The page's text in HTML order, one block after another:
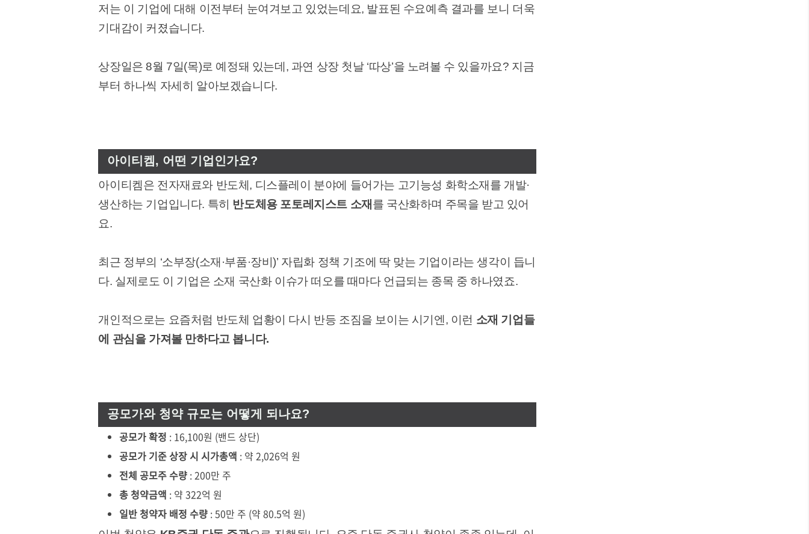
저는 이 기업에 대해 이전부터 눈여겨보고 있었는데요, 발표된 수요예측 결과를 보니 더욱
기대감이 커졌습니다.
상장일은 8월 7일(목)로 예정돼 있는데, 과연 상장 첫날 ‘따상’을 노려볼 수 있을까요? 지금
부터 하나씩 자세히 알아보겠습니다.
아이티켐, 어떤 기업인가요?
아이티켐은 전자재료와 반도체, 디스플레이 분야에 들어가는 고기능성 화학소재를 개발·
생산하는 기업입니다. 특히 반도체용 포토레지스트 소재 를 국산화하며 주목을 받고 있어
요.
최근 정부의 ‘소부장(소재·부품·장비)’ 자립화 정책 기조에 딱 맞는 기업이라는 생각이 듭니
다. 실제로도 이 기업은 소재 국산화 이슈가 떠오를 때마다 언급되는 종목 중 하나였죠.
개인적으로는 요즘처럼 반도체 업황이 다시 반등 조짐을 보이는 시기엔, 이런 소재 기업들
에 관심을 가져볼 만하다고 봅니다.
공모가와 청약 규모는 어떻게 되나요?
공모가 확정 : 16,100원 (밴드 상단)
공모가 기준 상장 시 시가총액 : 약 2,026억 원
전체 공모주 수량 : 200만 주
총 청약금액 : 약 322억 원
일반 청약자 배정 수량 : 50만 주 (약 80.5억 원)